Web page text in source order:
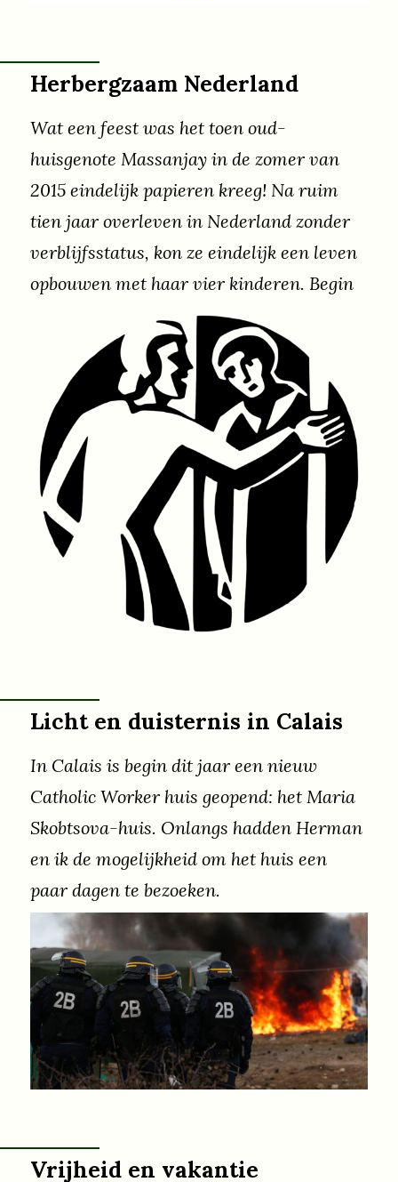
Herbergzaam Nederland
Wat een feest was het toen oud-
huisgenote Massanjay in de zomer van
2015 eindelijk papieren kreeg! Na ruim
tien jaar overleven in Nederland zonder
verblijfsstatus, kon ze eindelijk een leven
opbouwen met haar vier kinderen. Begin
december vond ze een woning in
IJmuiden. Goed nieuws natuurlijk. Alleen
moest ze wel binnen twee weken het
Asielzoekerscentrum in Den Helder
verlaten…
Licht en duisternis in Calais
In Calais is begin dit jaar een nieuw
Catholic Worker huis geopend: het Maria
Skobtsova-huis. Onlangs hadden Herman
en ik de mogelijkheid om het huis een
paar dagen te bezoeken.
Vrijheid en vakantie